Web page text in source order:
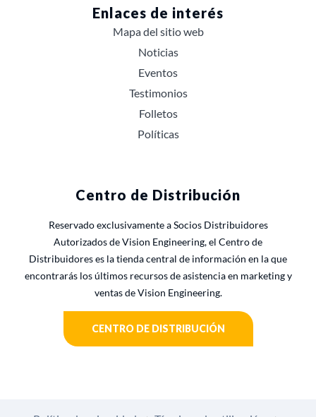
Enlaces de interés
Mapa del sitio web
Noticias
Eventos
Testimonios
Folletos
Políticas
Centro de Distribución
Reservado exclusivamente a Socios Distribuidores
Autorizados de Vision Engineering, el Centro de
Distribuidores es la tienda central de información en la que
encontrarás los últimos recursos de asistencia en marketing y
ventas de Vision Engineering.
CENTRO DE DISTRIBUCIÓN